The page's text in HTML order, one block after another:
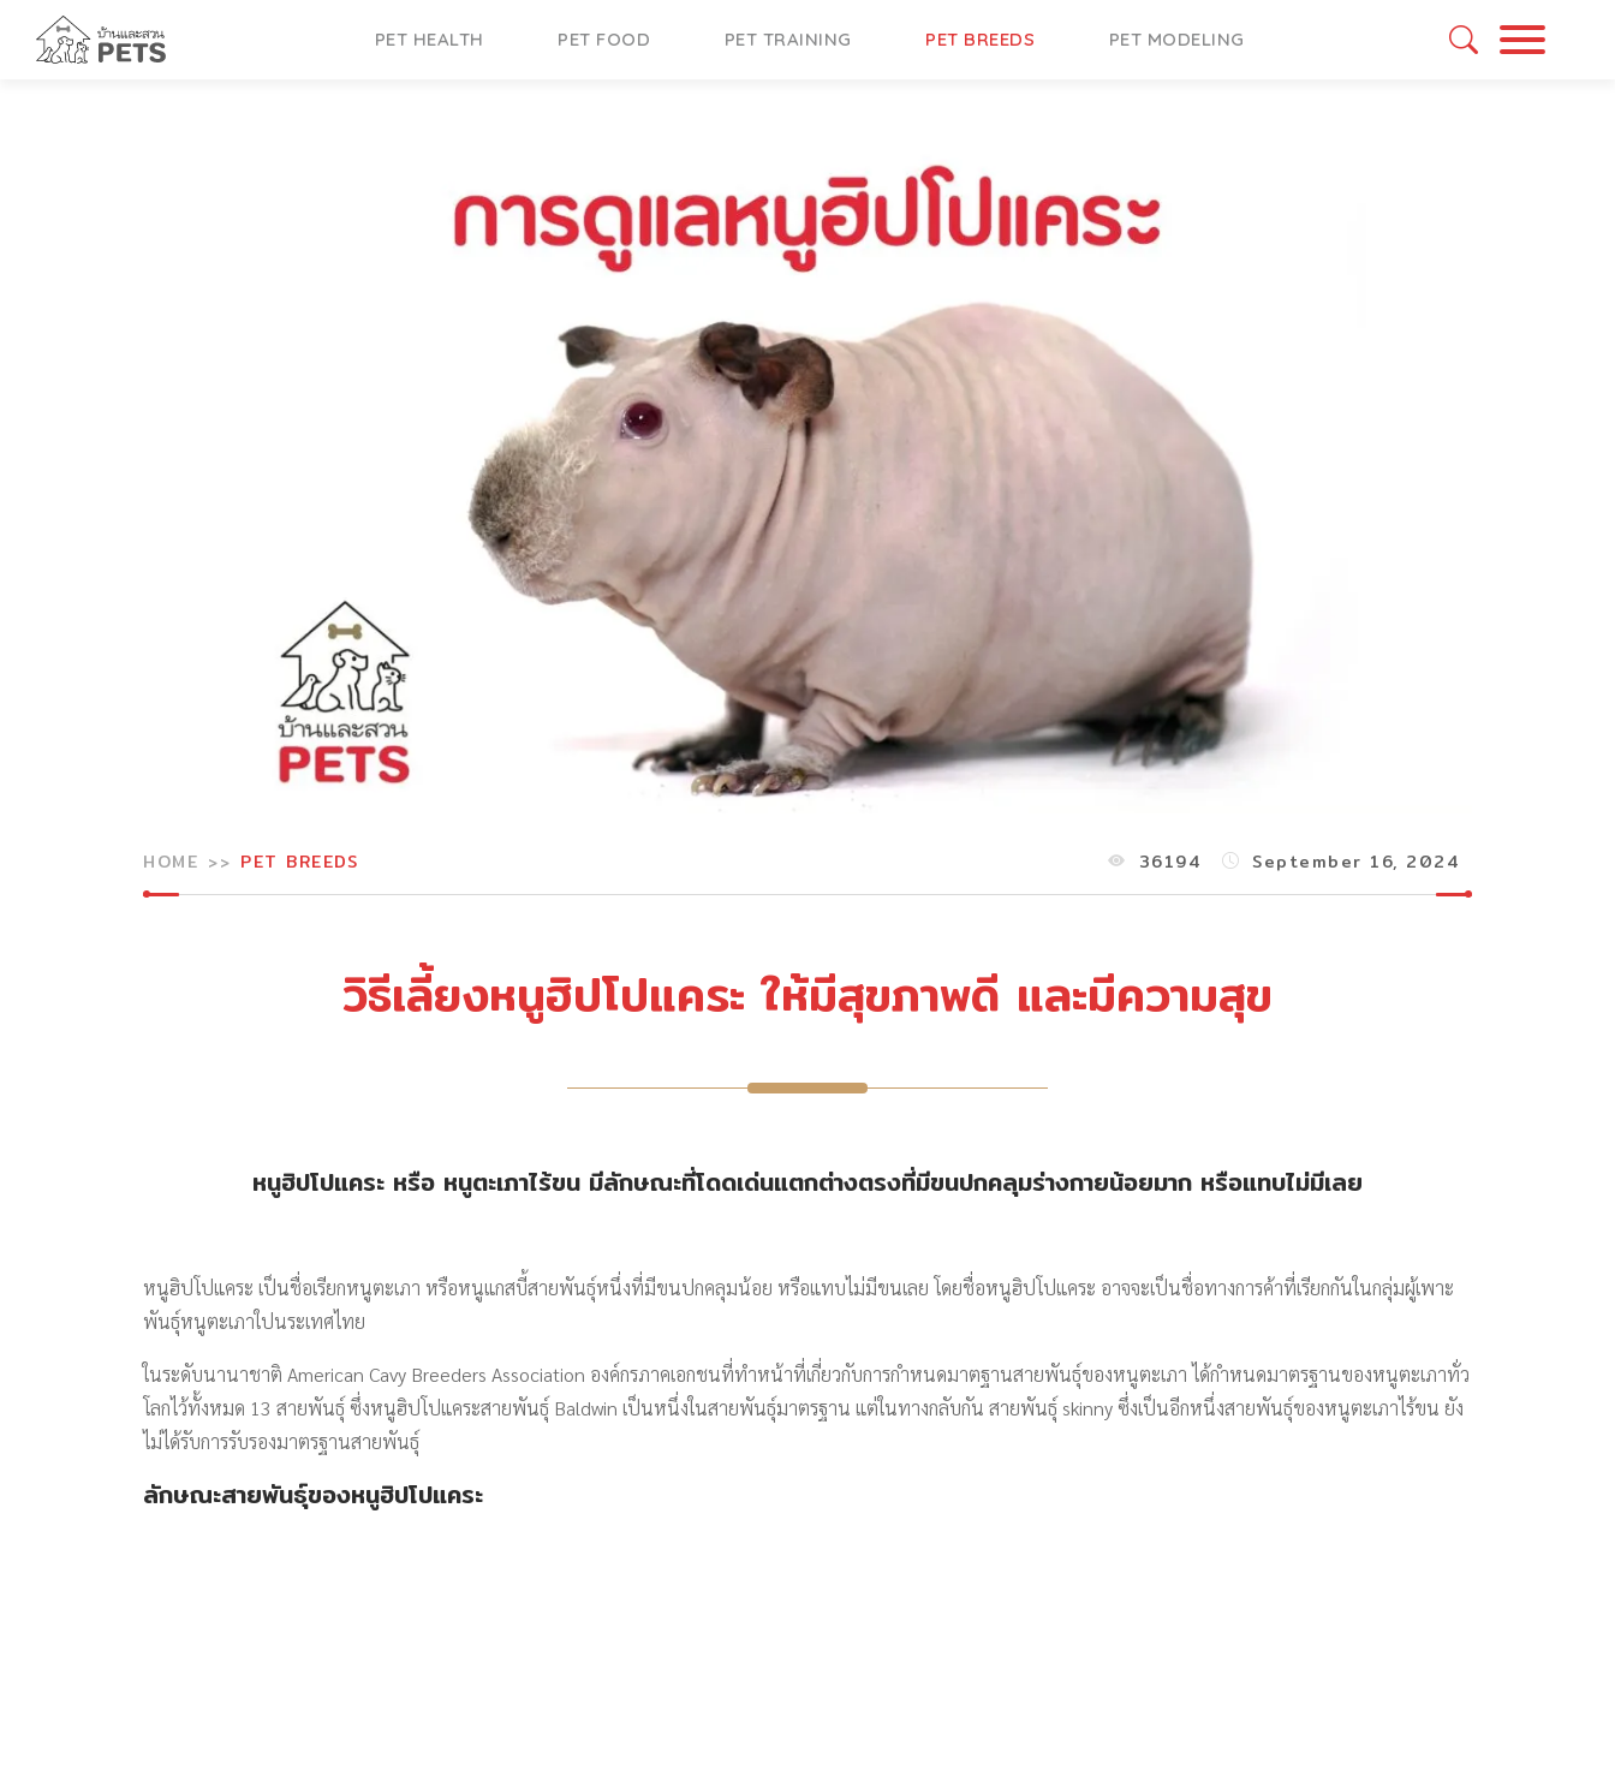
content
PET HEALTH PET FOOD PET TRAINING PET BREEDS PET MODELING
HOME PET BREEDS 36194 September 16, 2024
วิธีเลี้ยงหนูฮิปโปแคระ ให้มีสุขภาพดี และมีความสุข
หนูฮิปโปแคระ หรือ หนูตะเภาไร้ขน มีลักษณะที่โดดเด่นแตกต่างตรงที่มีขนปกคลุมร่างกายน้อยมาก หรือแทบไม่มีเลย
หนูฮิปโปแคระ เป็นชื่อเรียกหนูตะเภา หรือหนูแกสบี้สายพันธุ์หนึ่งที่มีขนปกคลุมน้อย หรือแทบไม่มีขนเลย โดยชื่อหนูฮิปโปแคระ อาจจะเป็นชื่อทางการค้าที่เรียกกันในกลุ่มผู้เพาะ
พันธุ์หนูตะเภาใปนระเทศไทย
ในระดับนานาชาติ American Cavy Breeders Association องค์กรภาคเอกชนที่ทำหน้าที่เกี่ยวกับการกำหนดมาตฐานสายพันธุ์ของหนูตะเภา ได้กำหนดมาตรฐานของหนูตะเภาทั่ว
โลกไว้ทั้งหมด 13 สายพันธุ์ ซึ่งหนูฮิปโปแคระสายพันธุ์ Baldwin เป็นหนึ่งในสายพันธุ์มาตรฐาน แต่ในทางกลับกัน สายพันธุ์ skinny ซึ่งเป็นอีกหนึ่งสายพันธุ์ของหนูตะเภาไร้ขน ยัง
ไม่ได้รับการรับรองมาตรฐานสายพันธุ์
ลักษณะสายพันธุ์ของหนูฮิปโปแคระ